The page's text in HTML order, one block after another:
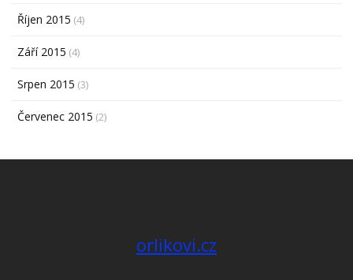
Říjen 2015 (4)
Září 2015 (4)
Srpen 2015 (3)
Červenec 2015 (2)
orlikovi.cz